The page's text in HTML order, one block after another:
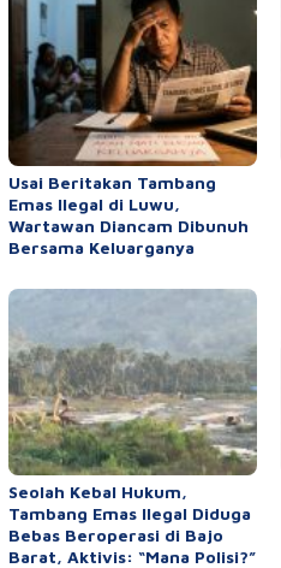
Usai Beritakan Tambang
Emas Ilegal di Luwu,
Wartawan Diancam Dibunuh
Bersama Keluarganya
Seolah Kebal Hukum,
Tambang Emas Ilegal Diduga
Bebas Beroperasi di Bajo
Barat, Aktivis: “Mana Polisi?”